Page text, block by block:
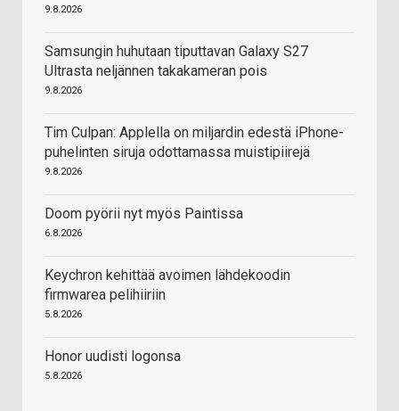
9.8.2026
Samsungin huhutaan tiputtavan Galaxy S27
Ultrasta neljännen takakameran pois
9.8.2026
Tim Culpan: Applella on miljardin edestä iPhone-
puhelinten siruja odottamassa muistipiirejä
9.8.2026
Doom pyörii nyt myös Paintissa
6.8.2026
Keychron kehittää avoimen lähdekoodin
firmwarea pelihiiriin
5.8.2026
Honor uudisti logonsa
5.8.2026